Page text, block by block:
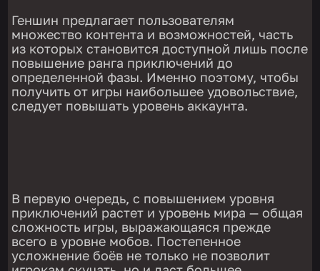
Геншин предлагает пользователям
множество контента и возможностей, часть
из которых становится доступной лишь после
повышение ранга приключений до
определенной фазы. Именно поэтому, чтобы
получить от игры наибольшее удовольствие,
следует повышать уровень аккаунта.
В первую очередь, с повышением уровня
приключений растет и уровень мира — общая
сложность игры, выражающаяся прежде
всего в уровне мобов. Постепенное
усложнение боёв не только не позволит